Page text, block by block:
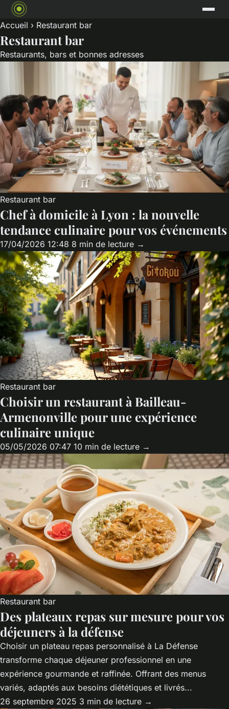
Accueil › Restaurant bar
Restaurant bar
Restaurants, bars et bonnes adresses
Restaurant bar
Chef à domicile à Lyon : la nouvelle
tendance culinaire pour vos événements
17/04/2026 12:48 8 min de lecture →
Restaurant bar
Choisir un restaurant à Bailleau-
Armenonville pour une expérience
culinaire unique
05/05/2026 07:47 10 min de lecture →
Restaurant bar
Des plateaux repas sur mesure pour vos
déjeuners à la défense
Choisir un plateau repas personnalisé à La Défense
transforme chaque déjeuner professionnel en une
expérience gourmande et raffinée. Offrant des menus
variés, adaptés aux besoins diététiques et livrés...
26 septembre 2025 3 min de lecture →